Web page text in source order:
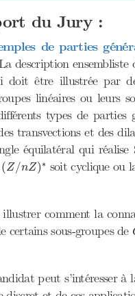
du Jury :
de parties
description
doit être illustrée par
linéaires ou leurs
types de
transvections et des
équilatéral qui
(Z/nZ) ∗
( Z/n Z)∗ soit cyclique ou
comment la
certains sous-groupes de
peut s’intéresser